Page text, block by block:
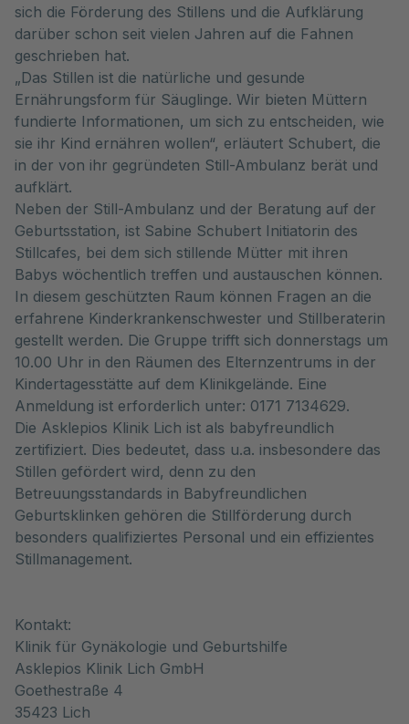
sich die Förderung des Stillens und die Aufklärung
darüber schon seit vielen Jahren auf die Fahnen
geschrieben hat.
„Das Stillen ist die natürliche und gesunde
Ernährungsform für Säuglinge. Wir bieten Müttern
fundierte Informationen, um sich zu entscheiden, wie
sie ihr Kind ernähren wollen“, erläutert Schubert, die
in der von ihr gegründeten Still-Ambulanz berät und
aufklärt.
Neben der Still-Ambulanz und der Beratung auf der
Geburtsstation, ist Sabine Schubert Initiatorin des
Stillcafes, bei dem sich stillende Mütter mit ihren
Babys wöchentlich treffen und austauschen können.
In diesem geschützten Raum können Fragen an die
erfahrene Kinderkrankenschwester und Stillberaterin
gestellt werden. Die Gruppe trifft sich donnerstags um
10.00 Uhr in den Räumen des Elternzentrums in der
Kindertagesstätte auf dem Klinikgelände. Eine
Anmeldung ist erforderlich unter: 0171 7134629.
Die Asklepios Klinik Lich ist als babyfreundlich
zertifiziert. Dies bedeutet, dass u.a. insbesondere das
Stillen gefördert wird, denn zu den
Betreuungsstandards in Babyfreundlichen
Geburtsklinken gehören die Stillförderung durch
besonders qualifiziertes Personal und ein effizientes
Stillmanagement.
Kontakt:
Klinik für Gynäkologie und Geburtshilfe
Asklepios Klinik Lich GmbH
Goethestraße 4
35423 Lich